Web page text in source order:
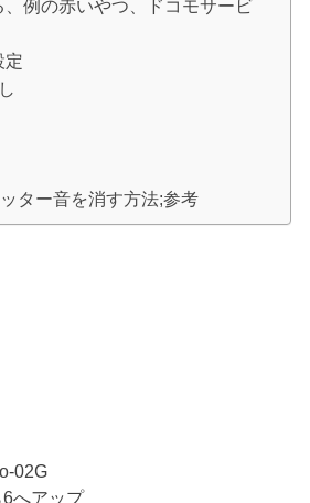
、例の赤いやつ、ドコモサービ
定
ター音を消す方法;参考
02G
へアップ